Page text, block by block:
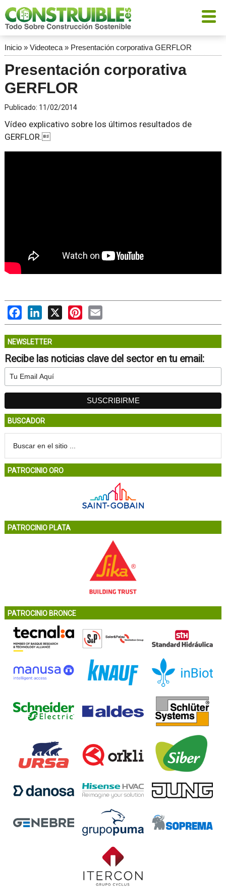
Inicio» Videoteca» Presentación corporativa GERFLOR
Presentación corporativa
GERFLOR
Publicado: 11/02/2014
Vídeo explicativo sobre los últimos resultados de
GERFLOR.
FacebookLinkedIn
X PinterestEmail
NEWSLETTER
Recibe las noticias clave del sector en tu email:
BUSCADOR
PATROCINIO ORO
PATROCINIO PLATA
PATROCINIO BRONCE